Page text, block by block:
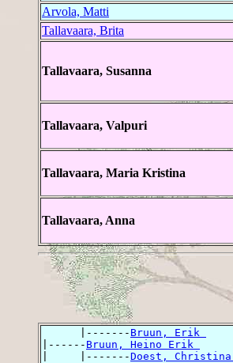
Arvola, Matti
Tallavaara, Brita
Tallavaara, Susanna
Tallavaara, Valpuri
Tallavaara, Maria Kristina
Tallavaara, Anna
      |-------
Bruun, Erik
|------ Bruun, Heino Erik
|     |-------Doest, Christina